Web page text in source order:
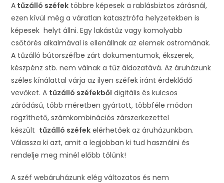
A tűzálló széfek többre képesek a rablásbiztos zárásnál,
ezen kívül még a váratlan katasztrófa helyzetekben is
képesek helyt állni. Egy lakástűz vagy komolyabb
csőtörés alkalmával is ellenállnak az elemek ostromának.
A tűzálló bútorszéfbe zárt dokumentumok, ékszerek,
készpénz stb. nem válnak a tűz áldozatává. Az áruházunk
széles kínálattal várja az ilyen széfek iránt érdeklődő
vevőket. A tűzálló széfekből digitális és kulcsos
záródású, több méretben gyártott, többféle módon
rögzíthető, számkombinációs zárszerkezettel
készült tűzálló széfek elérhetőek az áruházunkban.
Válassza ki azt, amit a legjobban ki tud használni és
rendelje meg minél előbb tőlünk!
A széf webáruházunk elég változatos és nem